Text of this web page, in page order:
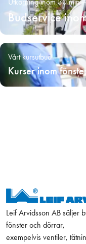
Utkörning inom 30 min
Budservice
Vårt kursutbud
Kurser inom
Leif Arvidsson AB säljer
fönster och dörrar,
exempelvis ventiler,